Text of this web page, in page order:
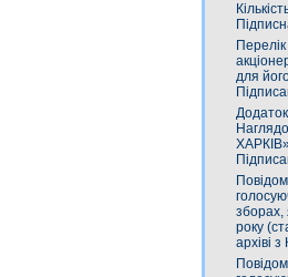
для
зборах,
року
архіві